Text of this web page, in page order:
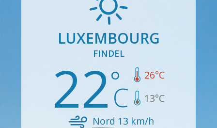
LUXEMBOURG
FINDEL
22 26°C
13°C
Nord 13 km/h